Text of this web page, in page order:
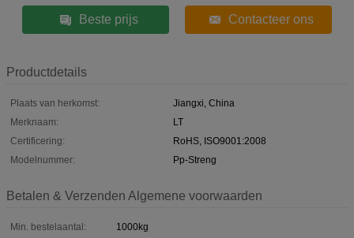
Beste prijs Contacteer ons
Productdetails
Plaats van herkomst:
Jiangxi, China
Merknaam:
LT
Certificering:
RoHS, ISO9001:2008
Modelnummer:
Pp-Streng
Betalen & Verzenden Algemene voorwaarden
Min. bestelaantal:
1000kg